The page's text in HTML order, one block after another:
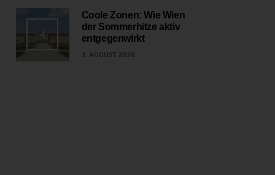
4
Coole Zonen: Wie Wien
der Sommerhitze aktiv
entgegenwirkt
3. AUGUST 2026